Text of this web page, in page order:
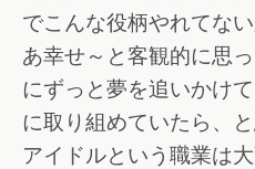
でこんな役柄やれてな
あ幸せ～と客観的に思
にずっと夢を追いかけ
に取り組めていたら、
アイドルという職業は大